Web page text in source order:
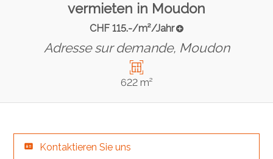
vermieten in Moudon
CHF 115.-/m²/Jahr
Adresse sur demande, Moudon
622 m²
Kontaktieren Sie uns